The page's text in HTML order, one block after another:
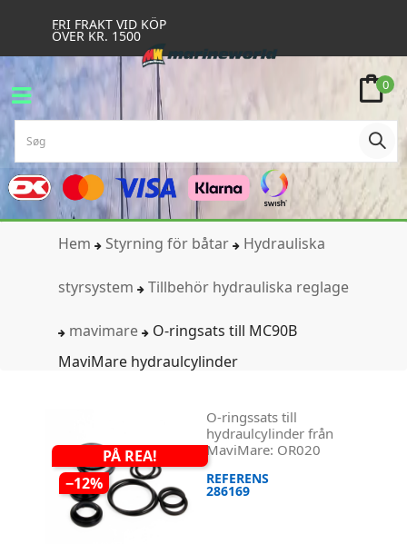
FRI FRAKT VID KÖP
ÖVER KR. 1500
0
Hem Styrning för båtar Hydrauliska
styrsystem Tillbehör hydrauliska reglage
mavimare
O-ringsats till MC90B
MaviMare hydraulcylinder
PÅ REA!
−12%
O-ringssats till
hydraulcylinder från
MaviMare: OR020
REFERENS
286169